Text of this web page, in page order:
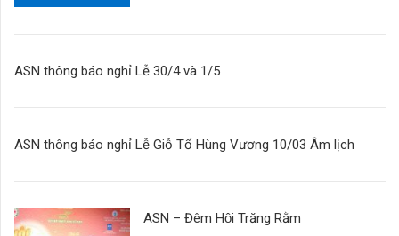
ASN thông báo nghỉ Lễ 30/4 và 1/5
ASN thông báo nghỉ Lễ Giỗ Tổ Hùng Vương 10/03 Âm lịch
ASN – Đêm Hội Trăng Rằm